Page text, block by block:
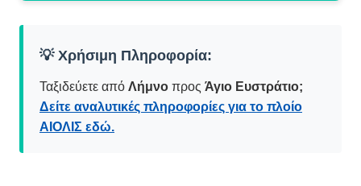
💡 Χρήσιμη Πληροφορία:
Ταξιδεύετε από Λήμνο προς Άγιο Ευστράτιο;
Δείτε αναλυτικές πληροφορίες για το πλοίο
ΑΙΟΛΙΣ εδώ.